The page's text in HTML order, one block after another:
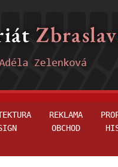
REKLAMA
OBCHOD